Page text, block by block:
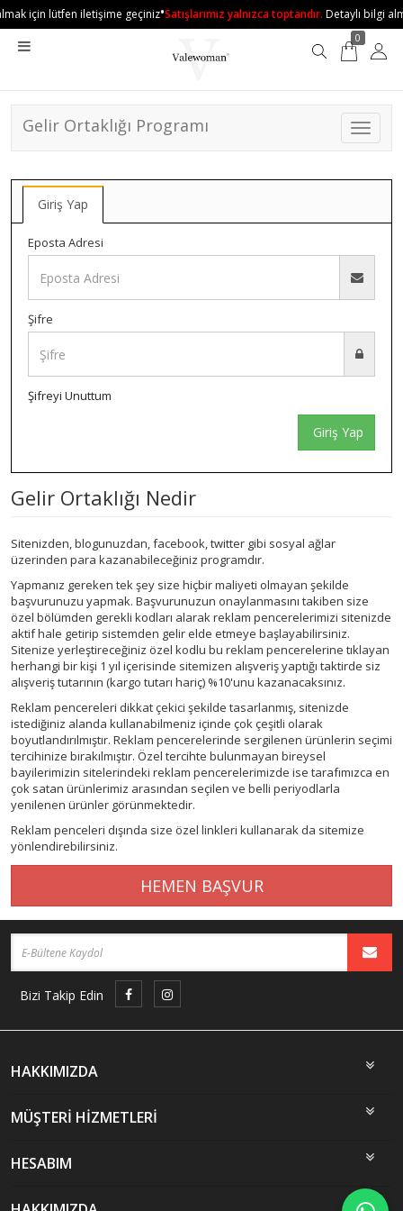
için lütfen iletişime geçiniz•Satışlarımız yalnızca toptandır. Detaylı bilgi
0
Toggle
Gelir Ortaklığı Programı
Giriş Yap
Eposta Adresi
Şifre
Şifreyi Unuttum
Giriş Yap
Gelir Ortaklığı Nedir
Sitenizden, blogunuzdan, facebook, twitter gibi sosyal ağlar
üzerinden para kazanabileceğiniz programdır.
Yapmanız gereken tek şey size hiçbir maliyeti olmayan şekilde
başvurunuzu yapmak. Başvurunuzun onaylanmasını takiben size
özel bölümden gerekli kodları alarak reklam pencerelerimizi sitenizde
aktif hale getirip sistemden gelir elde etmeye başlayabilirsiniz.
Sitenize yerleştireceğiniz özel kodlu bu reklam pencerelerine tıklayan
herhangi bir kişi 1 yıl içerisinde sitemizen alışveriş yaptığı taktirde siz
alışveriş tutarının (kargo tutarı hariç) %10'unu kazanacaksınız.
Reklam pencereleri dikkat çekici şekilde tasarlanmış, sitenizde
istediğiniz alanda kullanabilmeniz içinde çok çeşitli olarak
boyutlandırılmıştır. Reklam pencerelerinde sergilenen ürünlerin seçimi
tercihinize bırakılmıştır. Özel tercihte bulunmayan bireysel
bayilerimizin sitelerindeki reklam pencerelerimizde ise tarafımızca en
çok satan ürünlerimiz arasından seçilen ve belli periyodlarla
yenilenen ürünler görünmektedir.
Reklam penceleri dışında size özel linkleri kullanarak da sitemize
yönlendirebilirsiniz.
HEMEN BAŞVUR
Bizi Takip Edin
HAKKIMIZDA
MÜŞTERİ HİZMETLERİ
HESABIM